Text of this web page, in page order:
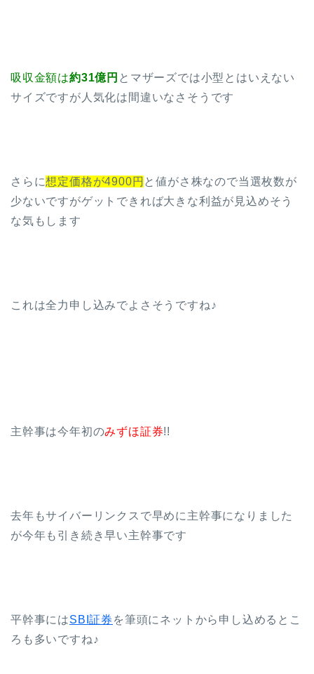
吸収金額は約31億円 とマザーズでは小型とはいえない
サイズですが人気化は間違いなさそうです
さらに想定価格が4900円 と値がさ株なので当選枚数が
少ないですがゲットできれば大きな利益が見込めそう
な気もします
これは全力申し込みでよさそうですね♪
主幹事は今年初のみずほ証券!!
去年もサイバーリンクスで早めに主幹事になりました
が今年も引き続き早い主幹事です
平幹事にはSBI証券 を筆頭にネットから申し込めるとこ
ろも多いですね♪